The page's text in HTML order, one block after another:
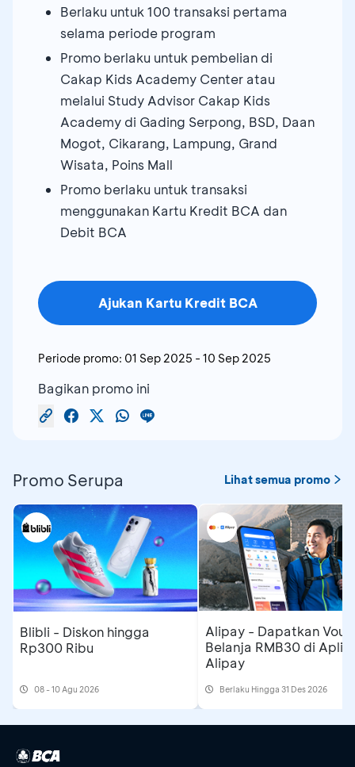
Berlaku untuk 100 transaksi pertama
selama periode program
Promo berlaku untuk pembelian di
Cakap Kids Academy Center atau
melalui Study Advisor Cakap Kids
Academy di Gading Serpong, BSD, Daan
Mogot, Cikarang, Lampung, Grand
Wisata, Poins Mall
Promo berlaku untuk transaksi
menggunakan Kartu Kredit BCA dan
Debit BCA
Ajukan Kartu Kredit BCA
Periode promo: 01 Sep 2025 - 10 Sep 2025
Bagikan promo ini
Promo Serupa Lihat semua promo
Blibli - Diskon hingga
Rp300 Ribu
08 - 10 Agu 2026
Alipay - Dapatkan
Belanja RMB30 di
Alipay
Berlaku Hingga 31 Des 2026